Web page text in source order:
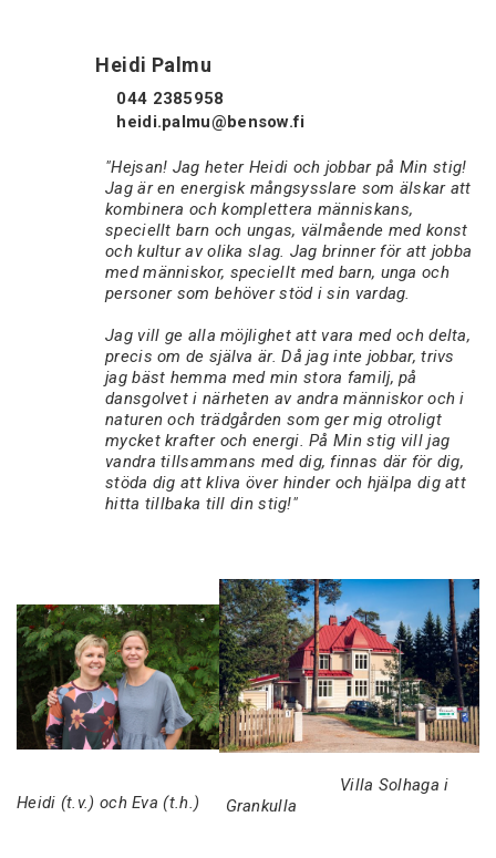
Heidi Palmu
044 2385958
heidi.palmu@bensow.fi
"Hejsan! Jag heter Heidi och jobbar på Min stig!
Jag är en energisk mångsysslare som älskar att
kombinera och komplettera människans,
speciellt barn och ungas, välmående med konst
och kultur av olika slag. Jag brinner för att jobba
med människor, speciellt med barn, unga och
personer som behöver stöd i sin vardag.
Jag vill ge alla möjlighet att vara med och delta,
precis om de själva är. Då jag inte jobbar, trivs
jag bäst hemma med min stora familj, på
dansgolvet i närheten av andra människor och i
naturen och trädgården som ger mig otroligt
mycket krafter och energi. På Min stig vill jag
vandra tillsammans med dig, finnas där för dig,
stöda dig att kliva över hinder och hjälpa dig att
hitta tillbaka till din stig!"
Heidi (t.v.) och Eva (t.h.)
Villa Solhaga i
Grankulla